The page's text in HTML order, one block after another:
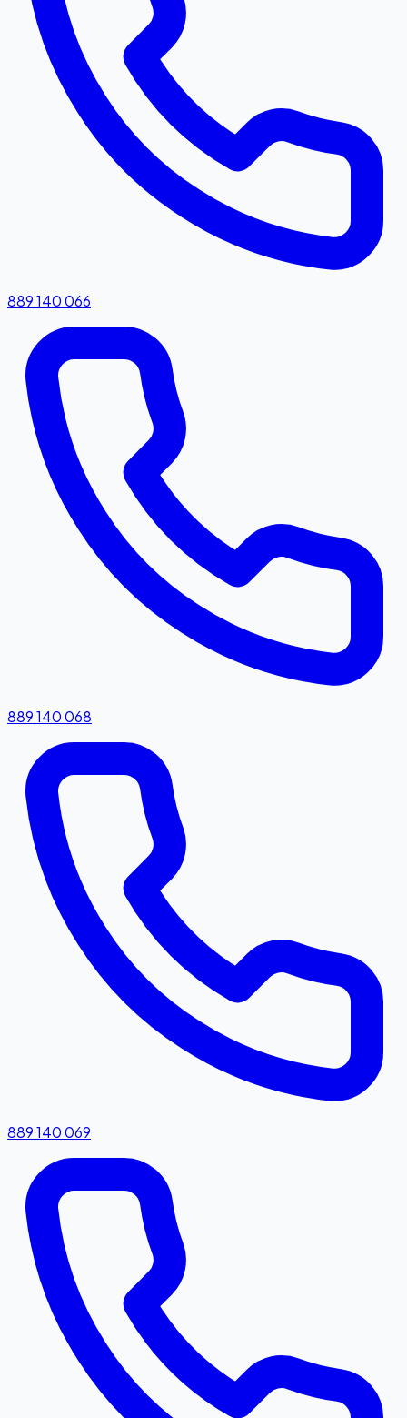
889 140 066
889 140 068
889 140 069